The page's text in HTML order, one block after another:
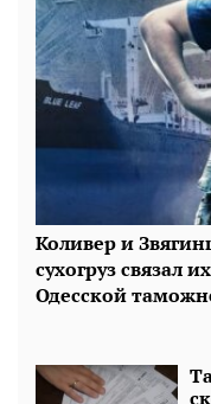
Коливер и
сухогруз связал
Одесской